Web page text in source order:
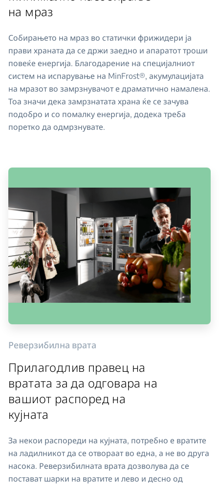
на мраз
Собирањето на мраз во статички фрижидери ја
прави храната да се држи заедно и апаратот троши
повеќе енергија. Благодарение на специјалниот
систем на испарување на MinFrost®, акумулацијата
на мразот во замрзнувачот е драматично намалена.
Тоа значи дека замрзнатата храна ќе се зачува
подобро и со помалку енергија, додека треба
поретко да одмрзнувате.
Реверзибилна врата
Прилагодлив правец на
вратата за да одговара на
вашиот распоред на
кујната
За некои распореди на кујната, потребно е вратите
на ладилникот да се отвораат во една, а не во друга
насока. Реверзибилната врата дозволува да се
постават шарки на вратите и лево и десно од